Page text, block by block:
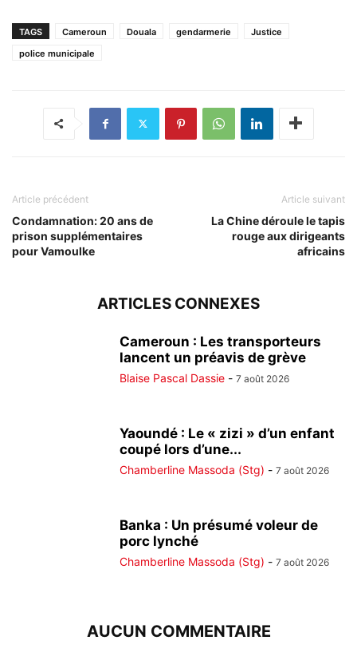
TAGS Cameroun Douala gendarmerie
Justice
police municipale
Article précédent
Condamnation: 20 ans de
prison supplémentaires
pour Vamoulke
Article suivant
La Chine déroule le tapis
rouge aux dirigeants
africains
ARTICLES CONNEXES
Cameroun : Les transporteurs
lancent un préavis de grève
Blaise Pascal Dassie - 7 août 2026
Yaoundé : Le « zizi » d’un enfant
coupé lors d’une...
Chamberline Massoda (Stg) - 7 août 2026
Banka : Un présumé voleur de
porc lynché
Chamberline Massoda (Stg) - 7 août 2026
AUCUN COMMENTAIRE